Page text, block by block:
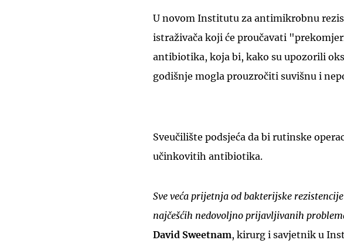
U novom Institutu za antimikrobnu
istraživača koji će proučavati
antibiotika, koja bi, kako su upozorili
godišnje mogla prouzročiti suvišnu i
Sveučilište podsjeća da bi rutinske
učinkovitih antibiotika.
Sve veća prijetnja od bakterijske
najčešćih nedovoljno prijavljivanih
David Sweetnam, kirurg i savjetnik u